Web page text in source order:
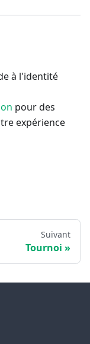
à l'identité
pour des
expérience
Suivant
Tournoi